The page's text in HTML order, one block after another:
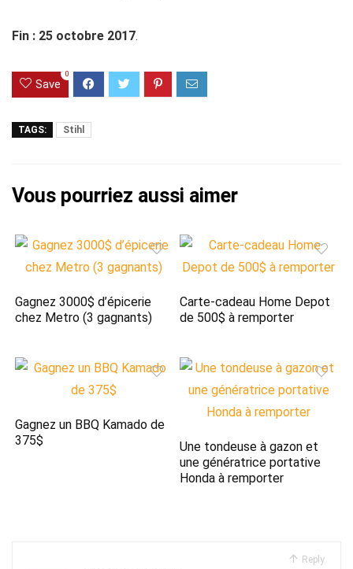
Fin : 25 octobre 2017.
Save
0
TAGS: Stihl
Gagnez 3000$ d’épicerie
chez Metro (3 gagnants)
Carte-cadeau Home Depot
de 500$ à remporter
Gagnez un BBQ Kamado de
375$
Une tondeuse à gazon et
une génératrice portative
Honda à remporter
Reply